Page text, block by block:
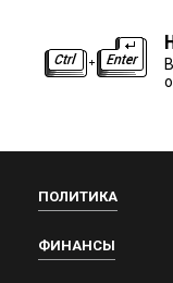
ПОЛИТИКА
ФИНАНСЫ